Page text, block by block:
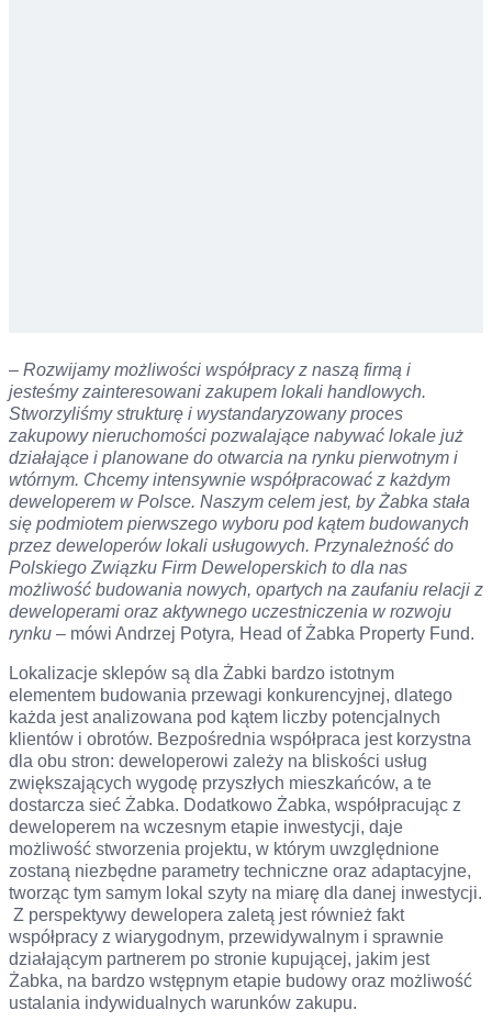
– Rozwijamy możliwości współpracy z naszą firmą i
jesteśmy zainteresowani zakupem lokali handlowych.
Stworzyliśmy strukturę i wystandaryzowany proces
zakupowy nieruchomości pozwalające nabywać lokale już
działające i planowane do otwarcia na rynku pierwotnym i
wtórnym. Chcemy intensywnie współpracować z każdym
deweloperem w Polsce. Naszym celem jest, by Żabka stała
się podmiotem pierwszego wyboru pod kątem budowanych
przez deweloperów lokali usługowych. Przynależność do
Polskiego Związku Firm Deweloperskich to dla nas
możliwość budowania nowych, opartych na zaufaniu relacji z
deweloperami oraz aktywnego uczestniczenia w rozwoju
rynku – mówi Andrzej Potyra, Head of Żabka Property Fund.
Lokalizacje sklepów są dla Żabki bardzo istotnym
elementem budowania przewagi konkurencyjnej, dlatego
każda jest analizowana pod kątem liczby potencjalnych
klientów i obrotów. Bezpośrednia współpraca jest korzystna
dla obu stron: deweloperowi zależy na bliskości usług
zwiększających wygodę przyszłych mieszkańców, a te
dostarcza sieć Żabka. Dodatkowo Żabka, współpracując z
deweloperem na wczesnym etapie inwestycji, daje
możliwość stworzenia projektu, w którym uwzględnione
zostaną niezbędne parametry techniczne oraz adaptacyjne,
tworząc tym samym lokal szyty na miarę dla danej inwestycji.
Z perspektywy dewelopera zaletą jest również fakt
współpracy z wiarygodnym, przewidywalnym i sprawnie
działającym partnerem po stronie kupującej, jakim jest
Żabka, na bardzo wstępnym etapie budowy oraz możliwość
ustalania indywidualnych warunków zakupu.